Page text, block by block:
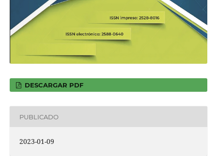
DESCARGAR PDF
PUBLICADO
2023-01-09